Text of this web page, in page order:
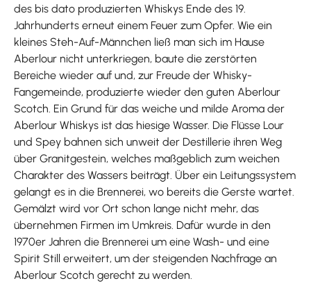
des bis dato produzierten Whiskys Ende des 19.
Jahrhunderts erneut einem Feuer zum Opfer. Wie ein
kleines Steh-Auf-Männchen ließ man sich im Hause
Aberlour nicht unterkriegen, baute die zerstörten
Bereiche wieder auf und, zur Freude der Whisky-
Fangemeinde, produzierte wieder den guten Aberlour
Scotch. Ein Grund für das weiche und milde Aroma der
Aberlour Whiskys ist das hiesige Wasser. Die Flüsse Lour
und Spey bahnen sich unweit der Destillerie ihren Weg
über Granitgestein, welches maßgeblich zum weichen
Charakter des Wassers beiträgt. Über ein Leitungssystem
gelangt es in die Brennerei, wo bereits die Gerste wartet.
Gemälzt wird vor Ort schon lange nicht mehr, das
übernehmen Firmen im Umkreis. Dafür wurde in den
1970er Jahren die Brennerei um eine Wash- und eine
Spirit Still erweitert, um der steigenden Nachfrage an
Aberlour Scotch gerecht zu werden.